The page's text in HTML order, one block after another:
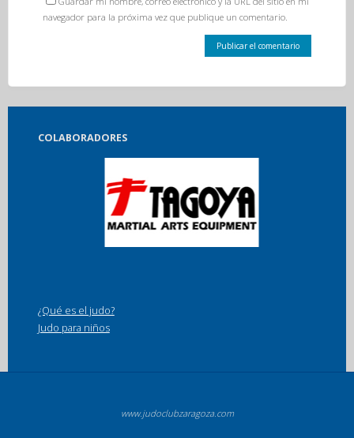
navegador para la próxima vez que publique un comentario.
COLABORADORES
¿Qué es el judo?
Judo para niños
www.judoclubzaragoza.com